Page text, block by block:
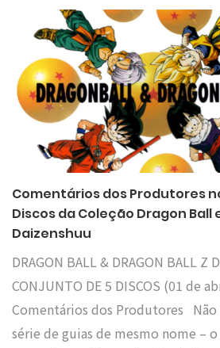
Comentários dos Produtores
Discos da Coleção Dragon Ball
Daizenshuu
DRAGON BALL & DRAGON BALL Z
CONJUNTO DE 5 DISCOS (01 de
Comentários dos Produtores Não
série de guias de mesmo nome –